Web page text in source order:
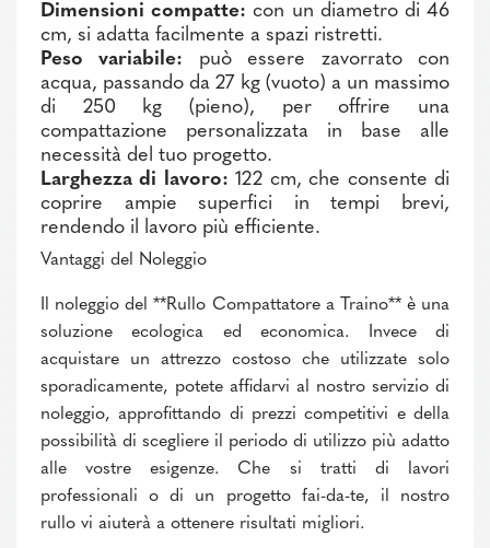
Dimensioni compatte: con un diametro di 46
cm, si adatta facilmente a spazi ristretti.
Peso variabile: può essere zavorrato con
acqua, passando da 27 kg (vuoto) a un massimo
di 250 kg (pieno), per offrire una
compattazione personalizzata in base alle
necessità del tuo progetto.
Larghezza di lavoro: 122 cm, che consente di
coprire ampie superfici in tempi brevi,
rendendo il lavoro più efficiente.
Vantaggi del Noleggio
Il noleggio del **Rullo Compattatore a Traino** è una
soluzione ecologica ed economica. Invece di
acquistare un attrezzo costoso che utilizzate solo
sporadicamente, potete affidarvi al nostro servizio di
noleggio, approfittando di prezzi competitivi e della
possibilità di scegliere il periodo di utilizzo più adatto
alle vostre esigenze. Che si tratti di lavori
professionali o di un progetto fai-da-te, il nostro
rullo vi aiuterà a ottenere risultati migliori.